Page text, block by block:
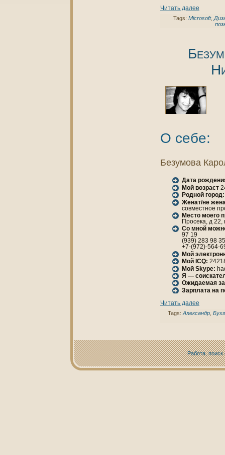
Читать далее
Tags: Microsoft,
О себе:
Безумова
Дата
Мой возраст
Родной город:
Женaт/не
совместное
Место моего
Просека, д 22,
Со мной
97 19
(939) 283 98 35
+7-(972)-564-
Мой
Мой ICQ:
Мой Skype:
Я —
Ожидаемая
Зарплата нa
Читать далее
Tags: Александр,
Работа, поиск